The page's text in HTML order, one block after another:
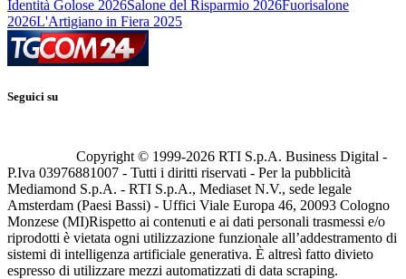
Identità Golose 2026Salone del Risparmio 2026Fuorisalone
2026L'Artigiano in Fiera 2025
Seguici su
Copyright © 1999-2026 RTI S.p.A. Business Digital -
P.Iva 03976881007 - Tutti i diritti riservati - Per la pubblicità
Mediamond S.p.A. - RTI S.p.A., Mediaset N.V., sede legale
Amsterdam (Paesi Bassi) - Uffici Viale Europa 46, 20093 Cologno
Monzese (MI)Rispetto ai contenuti e ai dati personali trasmessi e/o
riprodotti è vietata ogni utilizzazione funzionale all’addestramento di
sistemi di intelligenza artificiale generativa. È altresì fatto divieto
espresso di utilizzare mezzi automatizzati di data scraping.